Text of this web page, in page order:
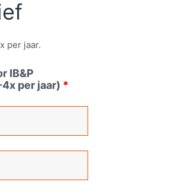
per jaar.
IB&P
per jaar) *